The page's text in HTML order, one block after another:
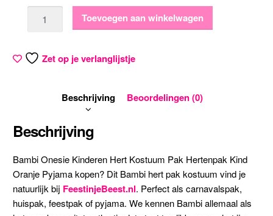
Toevoegen aan winkelwagen
Zet op je verlanglijstje
Beschrijving Beoordelingen (0)
Beschrijving
Bambi Onesie Kinderen Hert Kostuum Pak Hertenpak Kind
Oranje Pyjama kopen? Dit Bambi hert pak kostuum vind je
natuurlijk bij FeestinjeBeest.nl. Perfect als carnavalspak,
huispak, feestpak of pyjama. We kennen Bambi allemaal als